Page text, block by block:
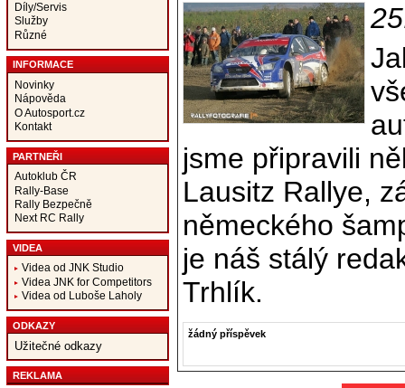
Díly/Servis
Služby
Různé
INFORMACE
Novinky
Nápověda
O Autosport.cz
Kontakt
PARTNEŘI
Autoklub ČR
Rally-Base
Rally Bezpečně
Next RC Rally
VIDEA
Videa od JNK Studio
Videa JNK for Competitors
Videa od Luboše Laholy
ODKAZY
Užitečné odkazy
REKLAMA
jsme připravili
Lausitz Rallye,
německého
je náš stálý
Trhlík.
žádný příspěvek